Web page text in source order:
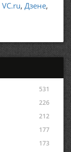
VC.ru, Дзене,
531
226
212
177
173